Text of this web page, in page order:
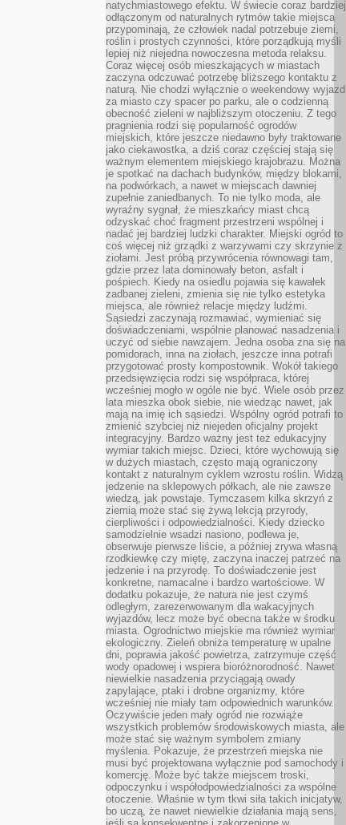
natychmiastowego efektu. W świecie coraz bardziej
odłączonym od naturalnych rytmów takie miejsca
przypominają, że człowiek nadal potrzebuje ziemi,
roślin i prostych czynności, które porządkują myśli
lepiej niż niejedna nowoczesna metoda relaksu.
Coraz więcej osób mieszkających w miastach
zaczyna odczuwać potrzebę bliższego kontaktu z
naturą. Nie chodzi wyłącznie o weekendowy wyjazd
za miasto czy spacer po parku, ale o codzienną
obecność zieleni w najbliższym otoczeniu. Z tego
pragnienia rodzi się popularność ogrodów
miejskich, które jeszcze niedawno były traktowane
jako ciekawostka, a dziś coraz częściej stają się
ważnym elementem miejskiego krajobrazu. Można
je spotkać na dachach budynków, między blokami,
na podwórkach, a nawet w miejscach dawniej
zupełnie zaniedbanych. To nie tylko moda, ale
wyraźny sygnał, że mieszkańcy miast chcą
odzyskać choć fragment przestrzeni wspólnej i
nadać jej bardziej ludzki charakter. Miejski ogród to
coś więcej niż grządki z warzywami czy skrzynie z
ziołami. Jest próbą przywrócenia równowagi tam,
gdzie przez lata dominowały beton, asfalt i
pośpiech. Kiedy na osiedlu pojawia się kawałek
zadbanej zieleni, zmienia się nie tylko estetyka
miejsca, ale również relacje między ludźmi.
Sąsiedzi zaczynają rozmawiać, wymieniać się
doświadczeniami, wspólnie planować nasadzenia i
uczyć od siebie nawzajem. Jedna osoba zna się na
pomidorach, inna na ziołach, jeszcze inna potrafi
przygotować prosty kompostownik. Wokół takiego
przedsięwzięcia rodzi się współpraca, której
wcześniej mogło w ogóle nie być. Wiele osób przez
lata mieszka obok siebie, nie wiedząc nawet, jak
mają na imię ich sąsiedzi. Wspólny ogród potrafi to
zmienić szybciej niż niejeden oficjalny projekt
integracyjny. Bardzo ważny jest też edukacyjny
wymiar takich miejsc. Dzieci, które wychowują się
w dużych miastach, często mają ograniczony
kontakt z naturalnym cyklem wzrostu roślin. Widzą
jedzenie na sklepowych półkach, ale nie zawsze
wiedzą, jak powstaje. Tymczasem kilka skrzyń z
ziemią może stać się żywą lekcją przyrody,
cierpliwości i odpowiedzialności. Kiedy dziecko
samodzielnie wsadzi nasiono, podlewa je,
obserwuje pierwsze liście, a później zrywa własną
rzodkiewkę czy miętę, zaczyna inaczej patrzeć na
jedzenie i na przyrodę. To doświadczenie jest
konkretne, namacalne i bardzo wartościowe. W
dodatku pokazuje, że natura nie jest czymś
odległym, zarezerwowanym dla wakacyjnych
wyjazdów, lecz może być obecna także w środku
miasta. Ogrodnictwo miejskie ma również wymiar
ekologiczny. Zieleń obniża temperaturę w upalne
dni, poprawia jakość powietrza, zatrzymuje część
wody opadowej i wspiera bioróżnorodność. Nawet
niewielkie nasadzenia przyciągają owady
zapylające, ptaki i drobne organizmy, które
wcześniej nie miały tam odpowiednich warunków.
Oczywiście jeden mały ogród nie rozwiąże
wszystkich problemów środowiskowych miasta, ale
może stać się ważnym symbolem zmiany
myślenia. Pokazuje, że przestrzeń miejska nie
musi być projektowana wyłącznie pod samochody i
komercję. Może być także miejscem troski,
odpoczynku i współodpowiedzialności za wspólne
otoczenie. Właśnie w tym tkwi siła takich inicjatyw,
bo uczą, że nawet niewielkie działania mają sens,